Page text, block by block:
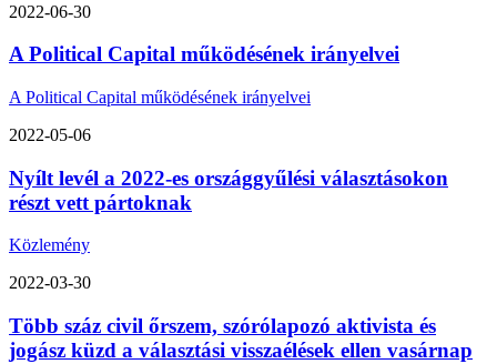
2022-06-30
A Political Capital működésének irányelvei
A Political Capital működésének irányelvei
2022-05-06
Nyílt levél a 2022-es országgyűlési választásokon
részt vett pártoknak
Közlemény
2022-03-30
Több száz civil őrszem, szórólapozó aktivista és
jogász küzd a választási visszaélések ellen vasárnap